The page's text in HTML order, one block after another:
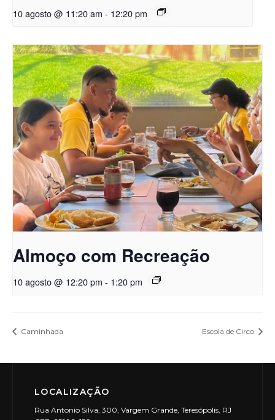
10 agosto @ 11:20 am - 12:20 pm
Almoço com Recreação
10 agosto @ 12:20 pm - 1:20 pm
Caminhada Escola de Circo
LOCALIZAÇÃO
Rua Antonio Silva, 300, Vargem Grande, Teresópolis, RJ